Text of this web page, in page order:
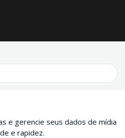
e gerencie seus dados de mídia
e rapidez.